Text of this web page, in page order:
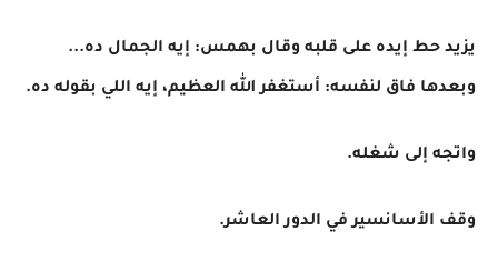
يزيد حط إيده على قلبه وقال بهمس: إيه الجمال ده...
وبعدها فاق لنفسه: أستغفر الله العظيم، إيه اللي بقوله ده.
واتجه إلى شغله.
وقف الأسانسير في الدور العاشر.